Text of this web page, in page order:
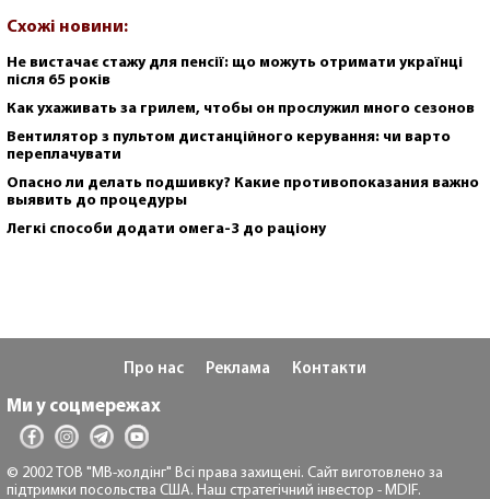
Схожі новини:
Не вистачає стажу для пенсії: що можуть отримати українці
після 65 років
Как ухаживать за грилем, чтобы он прослужил много сезонов
Вентилятор з пультом дистанційного керування: чи варто
переплачувати
Опасно ли делать подшивку? Какие противопоказания важно
выявить до процедуры
Легкі способи додати омега-3 до раціону
Про нас Реклама Контакти
Ми у соцмережах
© 2002 ТОВ "МВ-холдінг" Всі права захищені. Сайт виготовлено за
підтримки посольства США. Наш стратегічний інвестор - MDIF.